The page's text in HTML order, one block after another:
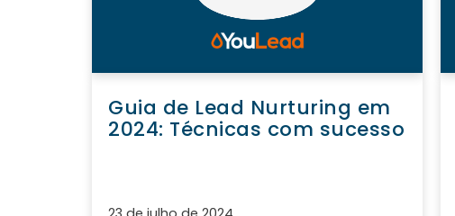
Guia de Lead Nurturing em
2024: Técnicas com sucesso